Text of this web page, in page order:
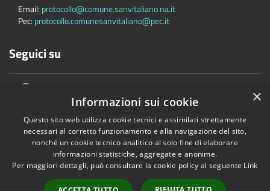
Email: protocollo@comune.sanvitaliano.na.it
Pec: protocollo.comunesanvitaliano@pec.it
Seguici su
Accessibilità Privacy Cookie
Mappa del sito
Copyright © 2026 • Comune di San Vitaliano • Powered byMunicipium
•Accesso redazione
×
Informazioni sui cookie
Questo sito web utilizza cookie tecnici e assimilati strettamente
necessari al corretto funzionamento e alla navigazione del sito,
nonché un cookie tecnico analitico al solo fine di elaborare
informazioni statistiche, aggregate e anonime.
Per maggiori dettagli, può consultare la cookie policy al seguente Link